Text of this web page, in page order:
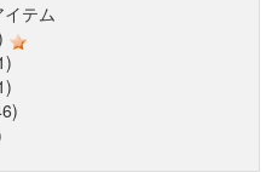
テム